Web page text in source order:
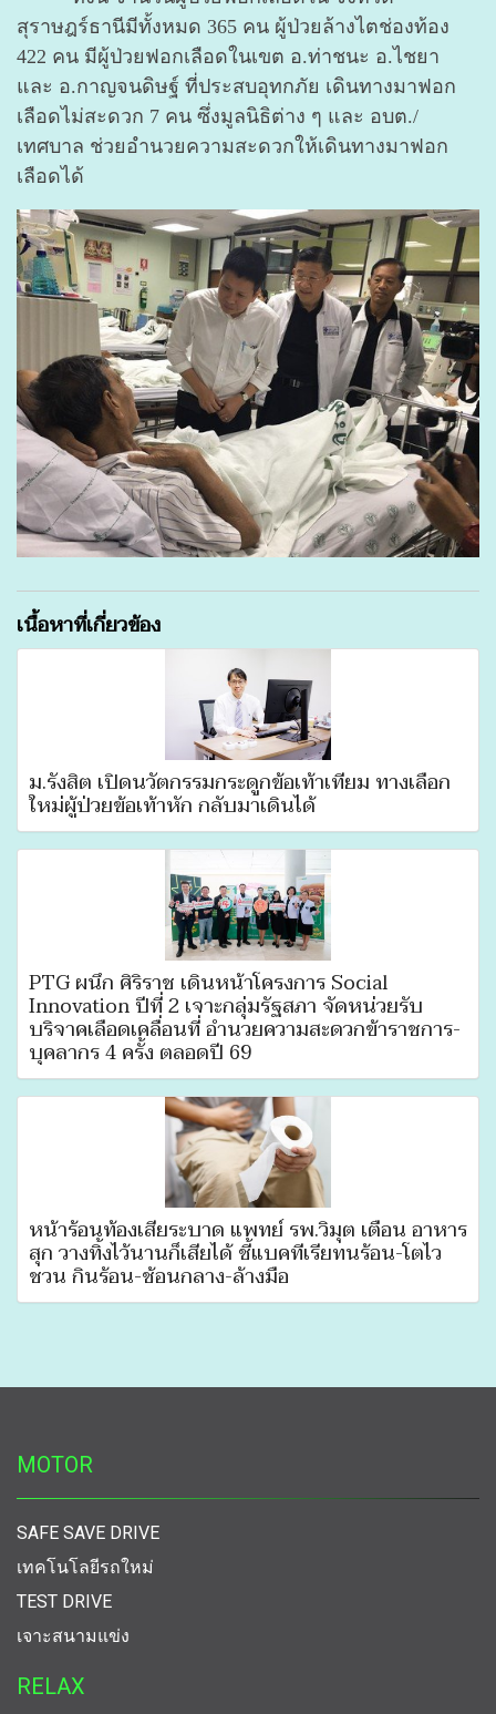
สุราษฎร์ธานีมีทั้งหมด 365 คน ผู้ป่วยล้างไตช่องท้อง
422 คน มีผู้ป่วยฟอกเลือดในเขต อ.ท่าชนะ อ.ไชยา
และ อ.กาญจนดิษฐ์ ที่ประสบอุทกภัย เดินทางมาฟอก
เลือดไม่สะดวก 7 คน ซึ่งมูลนิธิต่าง ๆ และ อบต./
เทศบาล ช่วยอำนวยความสะดวกให้เดินทางมาฟอก
เลือดได้
เนื้อหาที่เกี่ยวข้อง
ม.รังสิต เปิดนวัตกรรมกระดูกข้อเท้าเทียม ทางเลือก
ใหม่ผู้ป่วยข้อเท้าหัก กลับมาเดินได้
PTG ผนึก ศิริราช เดินหน้าโครงการ Social
Innovation ปีที่ 2 เจาะกลุ่มรัฐสภา จัดหน่วยรับ
บริจาคเลือดเคลื่อนที่ อำนวยความสะดวกข้าราชการ-
บุคลากร 4 ครั้ง ตลอดปี 69
หน้าร้อนท้องเสียระบาด แพทย์ รพ.วิมุต เตือน อาหาร
สุก วางทิ้งไว้นานก็เสียได้ ชี้แบคทีเรียทนร้อน-โตไว
ชวน กินร้อน-ช้อนกลาง-ล้างมือ
MOTOR
SAFE SAVE DRIVE
เทคโนโลยีรถใหม่
TEST DRIVE
เจาะสนามแข่ง
RELAX